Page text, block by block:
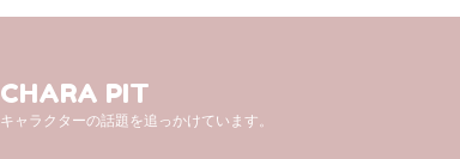
CHARA PIT
キャラクターの話題を追っかけています。